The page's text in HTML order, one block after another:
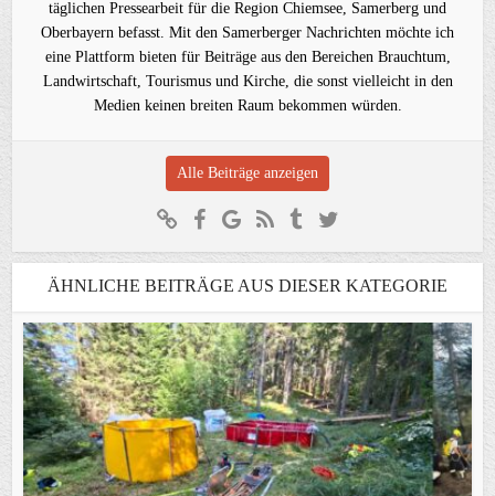
täglichen Pressearbeit für die Region Chiemsee, Samerberg und
Oberbayern befasst. Mit den Samerberger Nachrichten möchte ich
eine Plattform bieten für Beiträge aus den Bereichen Brauchtum,
Landwirtschaft, Tourismus und Kirche, die sonst vielleicht in den
Medien keinen breiten Raum bekommen würden.
Alle Beiträge anzeigen
ÄHNLICHE BEITRÄGE AUS DIESER KATEGORIE